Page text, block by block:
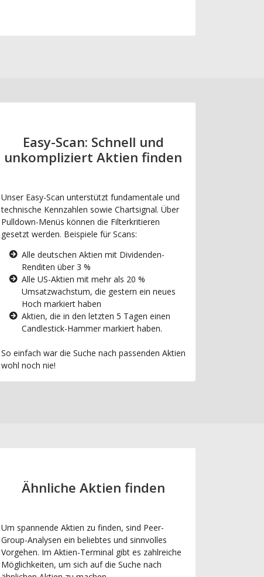
Easy-Scan: Schnell und
unkompliziert Aktien finden
Unser Easy-Scan unterstützt fundamentale und
technische Kennzahlen sowie Chartsignal. Über
Pulldown-Menüs können die Filterkritieren
gesetzt werden. Beispiele für Scans:
Alle deutschen Aktien mit Dividenden-
Renditen über 3 %
Alle US-Aktien mit mehr als 20 %
Umsatzwachstum, die gestern ein neues
Hoch markiert haben
Aktien, die in den letzten 5 Tagen einen
Candlestick-Hammer markiert haben.
So einfach war die Suche nach passenden Aktien
wohl noch nie!
Ähnliche Aktien finden
Um spannende Aktien zu finden, sind Peer-
Group-Analysen ein beliebtes und sinnvolles
Vorgehen. Im Aktien-Terminal gibt es zahlreiche
Möglichkeiten, um sich auf die Suche nach